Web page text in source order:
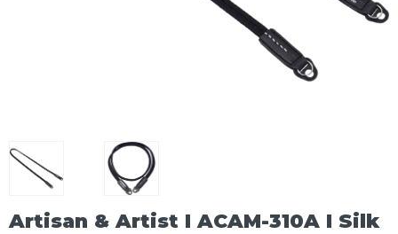
Artisan & Artist I ACAM-310A I Silk